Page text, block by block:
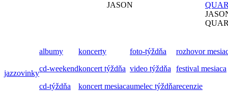
JASON
jazzovinky
albumy koncerty foto-týždňa
rozhovor
cd-weekendkoncert týždňa video týždňa festival mesiaca
cd-týždňa koncert mesiacaumelec týždňarecenzie